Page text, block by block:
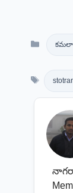
కమలా